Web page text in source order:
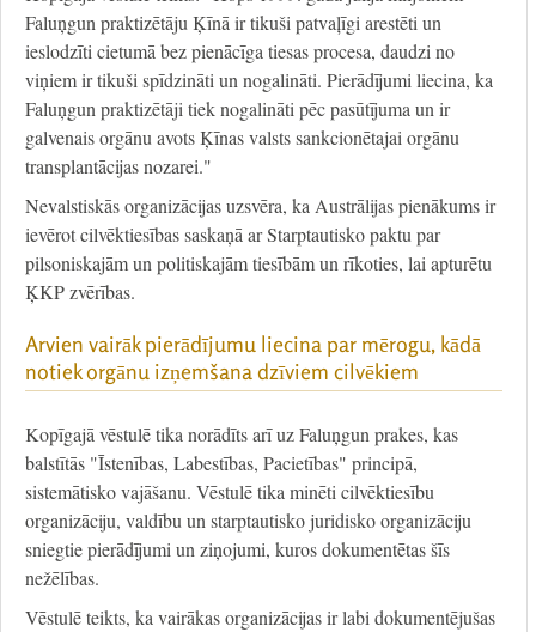
Faluņgun praktizētāju Ķīnā ir tikuši patvaļīgi arestēti un
ieslodzīti cietumā bez pienācīga tiesas procesa, daudzi no
viņiem ir tikuši spīdzināti un nogalināti. Pierādījumi liecina, ka
Faluņgun praktizētāji tiek nogalināti pēc pasūtījuma un ir
galvenais orgānu avots Ķīnas valsts sankcionētajai orgānu
transplantācijas nozarei."
Nevalstiskās organizācijas uzsvēra, ka Austrālijas pienākums ir
ievērot cilvēktiesības saskaņā ar Starptautisko paktu par
pilsoniskajām un politiskajām tiesībām un rīkoties, lai apturētu
ĶKP zvērības.
Arvien vairāk pierādījumu liecina par mērogu, kādā
notiek orgānu izņemšana dzīviem cilvēkiem
Kopīgajā vēstulē tika norādīts arī uz Faluņgun prakes, kas
balstītās "Īstenības, Labestības, Pacietības" principā,
sistemātisko vajāšanu. Vēstulē tika minēti cilvēktiesību
organizāciju, valdību un starptautisko juridisko organizāciju
sniegtie pierādījumi un ziņojumi, kuros dokumentētas šīs
nežēlības.
Vēstulē teikts, ka vairākas organizācijas ir labi dokumentējušas